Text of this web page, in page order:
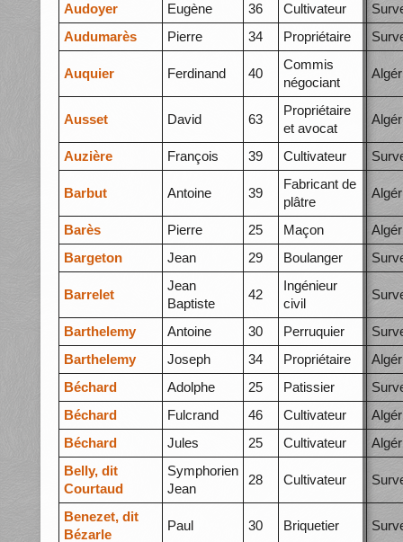
Audoyer Eugène 36 Cultivateur
Audumarès
Pierre 34 Propriétaire
Auquier Ferdinand 40
Commis
négociant
Ausset David 63
Propriétaire
et avocat
Auzière François 39 Cultivateur
Barbut Antoine 39
Fabricant de
plâtre
Barès Pierre 25 Maçon
Bargeton
Jean 29 Boulanger
Barrelet
Jean
Baptiste
42
Ingénieur
civil
Barthelemy Antoine 30 Perruquier
Barthelemy
Joseph 34 Propriétaire
Béchard
Adolphe 25 Patissier
Béchard
Fulcrand 46 Cultivateur
Béchard
Jules 25 Cultivateur
Belly, dit
Courtaud
Symphorien
Jean
28 Cultivateur
Benezet, dit
Bézarle
Paul 30 Briquetier